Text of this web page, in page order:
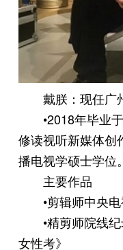
戴朕：现任广
•2018年毕业
修读视听新媒体创
播电视学硕士学位。
主要作品
•剪辑师中央
•精剪师院线
女性考》